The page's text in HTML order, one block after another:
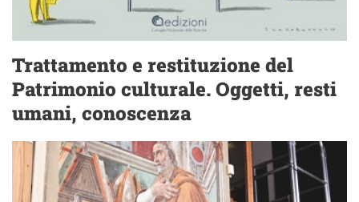
Trattamento e restituzione del
Patrimonio culturale. Oggetti, resti
umani, conoscenza